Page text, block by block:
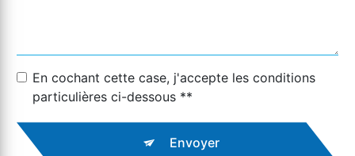
En cochant cette case, j'accepte les conditions
particulières ci-dessous **
Envoyer